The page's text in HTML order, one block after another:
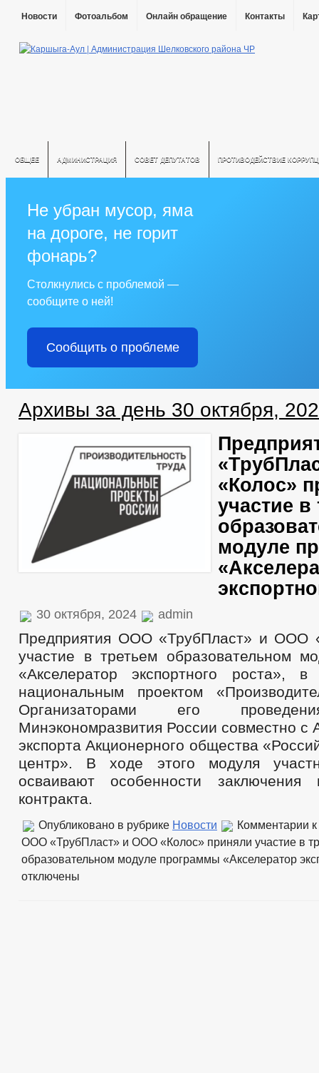
Новости Фотоальбом Онлайн обращение Контакты
ОБЩЕЕ АДМИНИСТРАЦИЯ СОВЕТ ДЕПУТАТОВ ПРОТИВОДЕЙСТВИЕ
Не убран мусор, яма
на дороге, не горит
фонарь?
Столкнулись с проблемой —
сообщите о ней!
Сообщить о проблеме
Архивы за день 30 октября,
«Колос»
участие в
модуле
30 октября, 2024 admin
Предприятия ООО «ТрубПласт» и ООО
участие в третьем образовательном
«Акселератор экспортного роста», в
национальным проектом
Организаторами его
Минэкономразвития России совместно
экспорта Акционерного общества
центр». В ходе этого модуля
осваивают особенности заключения
контракта.
Опубликовано в рубрике Новости Комментарии
ООО «ТрубПласт» и ООО «Колос» приняли участие в
образовательном модуле программы «Акселератор
отключены